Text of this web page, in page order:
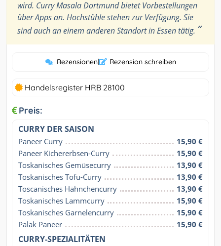
wird. Curry Masala Dortmund bietet Vorbestellungen
über Apps an. Hochstühle stehen zur Verfügung. Sie
sind auch an einem anderen Standort in Essen tätig. ”
Rezensionen| Rezension schreiben
Handelsregister HRB 28100
Preis:
CURRY DER SAISON
Paneer Curry
15,90 €
Paneer Kichererbsen-Curry
15,90 €
Toskanisches Gemüsecurry
13,90 €
Toskanisches Tofu-Curry
13,90 €
Toscanisches Hähnchencurry
13,90 €
Toskanisches Lammcurry
15,90 €
Toskanisches Garnelencurry
15,90 €
Palak Paneer
15,90 €
CURRY-SPEZIALITÄTEN